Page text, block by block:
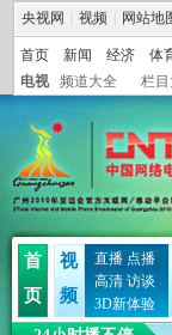
央视网 视频 网站地
首页 新闻 经济 体
电视
频道大全 栏目
首
页
视
频
直播 点播
高清 访谈
3D新体验